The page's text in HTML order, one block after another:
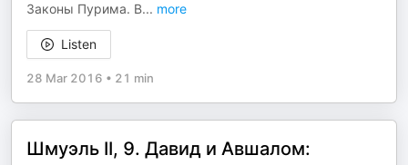
Законы Пурима. В... more
Listen
28 Mar 2016 • 21 min
Шмуэль II, 9. Давид и Авшалом: